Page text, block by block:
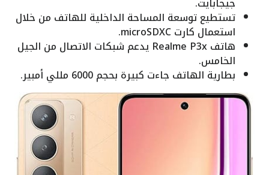
تستطيع توسعة المساحة الداخلية للهاتف من خلال
استعمال كارت microSDXC.
هاتف Realme P3x يدعم شبكات الاتصال من الجيل
الخامس.
بطارية الهاتف جاءت كبيرة بحجم 6000 مللي أمبير.